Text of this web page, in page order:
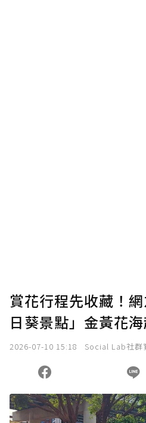
賞花行程先收藏！
日葵景點」金黃花
2026-07-10 15:18 Social Lab社群